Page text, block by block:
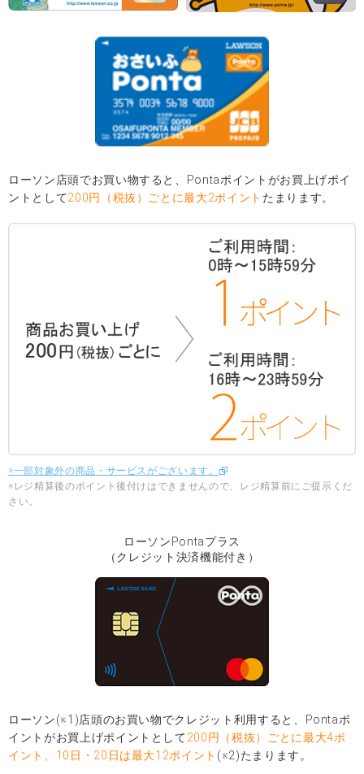
ローソン店頭でお買い物すると、Pontaポイントがお買上げポイ
ントとして200円（税抜）ごとに最大2ポイント たまります。
※一部対象外の商品・サービスがございます。
※レジ精算後のポイント後付けはできませんので、レジ精算前にご提示くだ
さい。
ローソンPontaプラス
（クレジット決済機能付き）
ローソン(※1)店頭のお買い物でクレジット利用すると、Pontaポ
イントがお買上げポイントとして200円（税抜）ごとに最大4ポ
イント、10日・20日は最大12ポイント (※2)たまります。